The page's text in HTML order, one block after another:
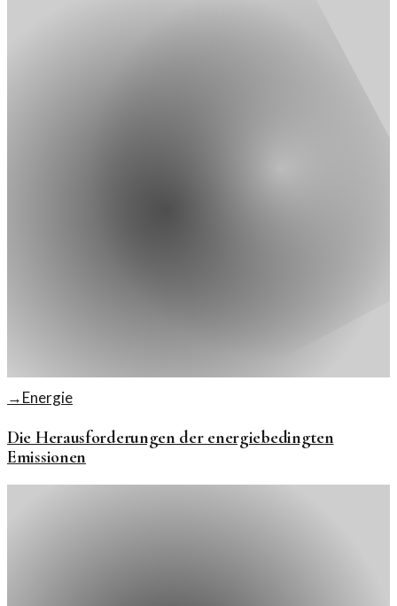
→Energie
Die Herausforderungen der energiebedingten
Emissionen